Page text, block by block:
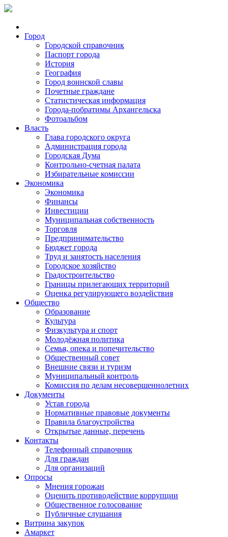
Город
Городской справочник
Паспорт города
История
География
Город воинской славы
Почетные граждане
Статистическая информация
Города-побратимы Архангельска
Фотоальбом
Власть
Глава городского округа
Администрация города
Городская Дума
Контрольно-счетная палата
Избирательные комиссии
Экономика
Экономика
Финансы
Инвестиции
Муниципальная собственность
Торговля
Предпринимательство
Бюджет города
Труд и занятость населения
Городское хозяйство
Градостроительство
Границы прилегающих территорий
Оценка регулирующего воздействия
Общество
Образование
Культура
Физкультура и спорт
Молодёжная политика
Семья, опека и попечительство
Общественный совет
Внешние связи и туризм
Муниципальный контроль
Комиссия по делам несовершеннолетних
Документы
Устав города
Нормативные правовые документы
Правила благоустройства
Открытые данные, перечень
Контакты
Телефонный справочник
Для граждан
Для организаций
Опросы
Мнения горожан
Оценить противодействие коррупции
Общественное голосование
Публичные слушания
Витрина закупок
Амаркет